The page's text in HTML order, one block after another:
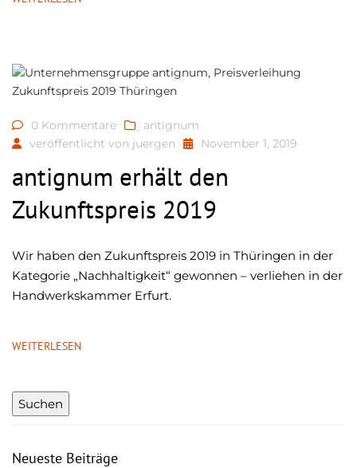
0 Kommentare
antignum
veröffentlicht von juergen November 1, 2019
antignum erhält den
Zukunftspreis 2019
Wir haben den Zukunftspreis 2019 in Thüringen in der
Kategorie „Nachhaltigkeit“ gewonnen – verliehen in der
Handwerkskammer Erfurt.
WEITERLESEN
Neueste Beiträge